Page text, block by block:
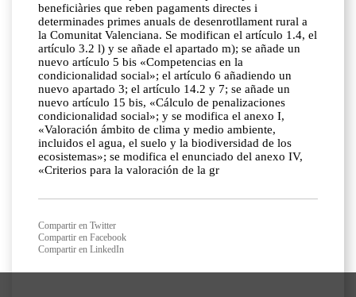
beneficiàries que reben pagaments directes i
determinades primes anuals de desenrotllament rural a
la Comunitat Valenciana. Se modifican el artículo 1.4, el
artículo 3.2 l) y se añade el apartado m); se añade un
nuevo artículo 5 bis «Competencias en la
condicionalidad social»; el artículo 6 añadiendo un
nuevo apartado 3; el artículo 14.2 y 7; se añade un
nuevo artículo 15 bis, «Cálculo de penalizaciones
condicionalidad social»; y se modifica el anexo I,
«Valoración ámbito de clima y medio ambiente,
incluidos el agua, el suelo y la biodiversidad de los
ecosistemas»; se modifica el enunciado del anexo IV,
«Criterios para la valoración de la gr
Compartir en Twitter
Compartir en Facebook
Compartir en LinkedIn